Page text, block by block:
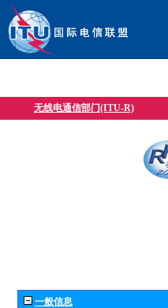
无线电通信部门(ITU-R)
一般信息